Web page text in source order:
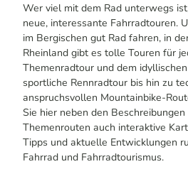
Wer viel mit dem Rad unterwegs
neue, interessante Fahrradtouren.
im Bergischen gut Rad fahren, in
Rheinland gibt es tolle Touren für
Themenradtour und dem
sportliche Rennradtour bis hin zu
anspruchsvollen Mountainbike-
Sie hier neben den
Themenrouten auch interaktive
Tipps und aktuelle Entwicklungen
Fahrrad und Fahrradtourismus.